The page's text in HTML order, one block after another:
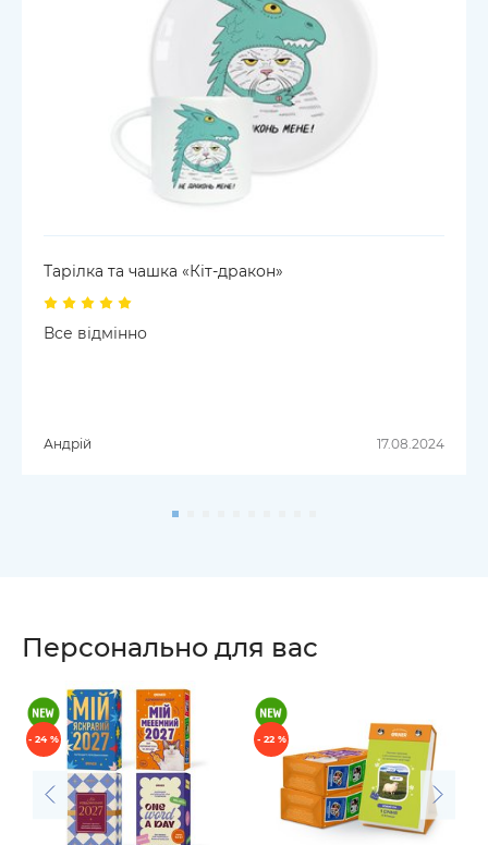
Тарілка та чашка «Кіт-дракон»
Все відмінно
Андрій 17.08.2024
Персонально для вас
- 24 % - 22 %